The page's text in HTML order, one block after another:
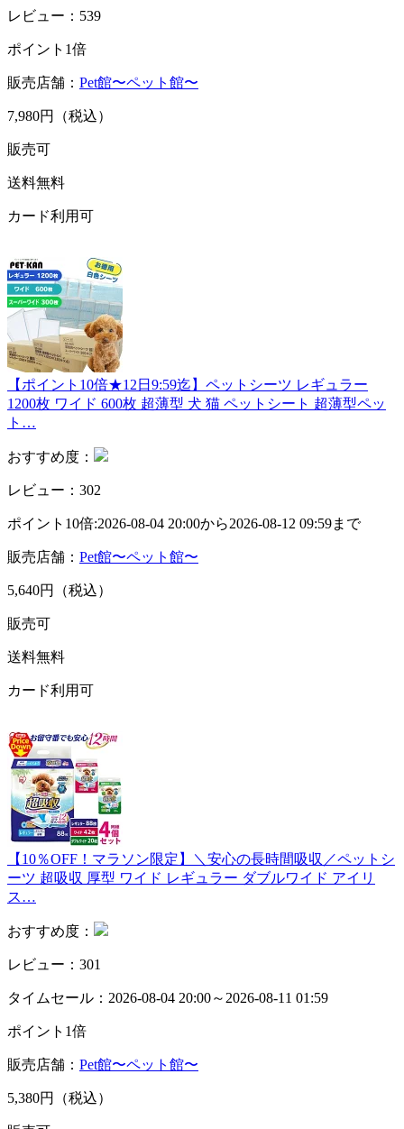
レビュー：539
ポイント1倍
販売店舗： Pet館〜ペット館〜
7,980円（税込）
販売可
送料無料
カード利用可
【ポイント10倍★12日9:59迄】ペットシーツ レギュラー
1200枚 ワイド 600枚 超薄型 犬 猫 ペットシート 超薄型ペッ
ト…
おすすめ度：
レビュー：302
ポイント10倍:2026-08-04 20:00から2026-08-12 09:59まで
販売店舗： Pet館〜ペット館〜
5,640円（税込）
販売可
送料無料
カード利用可
【10％OFF！マラソン限定】＼安心の長時間吸収／ペットシ
ーツ 超吸収 厚型 ワイド レギュラー ダブルワイド アイリ
ス…
おすすめ度：
レビュー：301
タイムセール：2026-08-04 20:00～2026-08-11 01:59
ポイント1倍
販売店舗： Pet館〜ペット館〜
5,380円（税込）